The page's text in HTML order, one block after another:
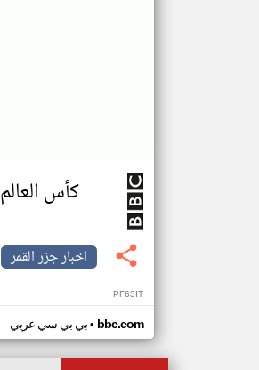
كأس العالم 2026
اخبار جزر القمر
PF63IT
بي بي سي عربي• bbc.com